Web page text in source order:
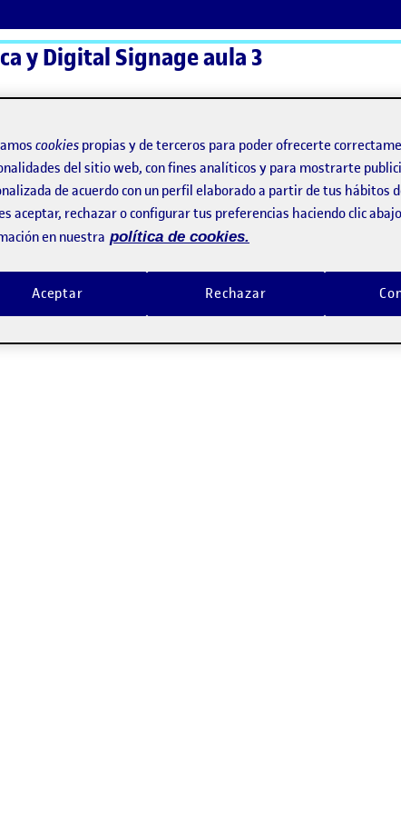
y Digital Signage aula 3
ActiFolios
cookies propias y de terceros para poder ofrecerte
del sitio web, con fines analíticos y para mostrarte
de acuerdo con un perfil elaborado a partir de tus hábitos
aceptar, rechazar o configurar tus preferencias haciendo clic
en nuestra política de cookies.
Rechazar
Aceptar